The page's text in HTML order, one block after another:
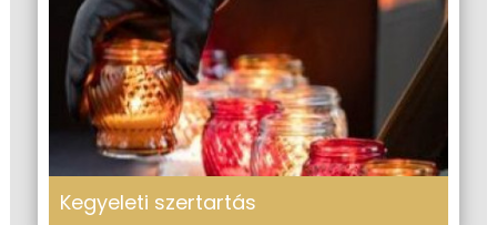
Kegyeleti szertartás